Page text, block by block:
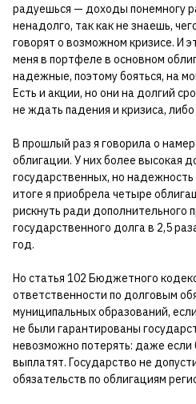
радуешься — доходы понемногу
ненадолго, так как не знаешь,
говорят о возможном кризисе. И
меня в портфеле в основном
надежные, поэтому бояться, на
Есть и акции, но они на долгий
не ждать падения и кризиса,
В прошлый раз я говорила о
облигации. У них более высокая
государственных, но
итоге я приобрела четыре
рискнуть ради дополнительного
государственного долга в 2,5
год.
Но статья 102 Бюджетного
ответственности по долговым
муниципальных образований,
не были гарантированы
невозможно потерять: даже
выплатят. Государство не
обязательств по облигациям